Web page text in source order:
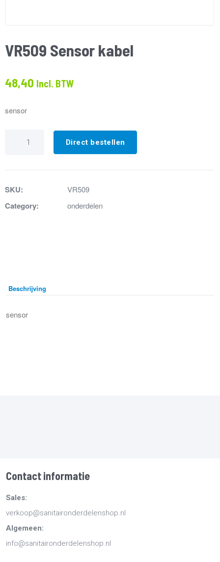
VR509 Sensor kabel
48,40 Incl. BTW
sensor
Sensor
Direct bestellen
SKU: VR509
Category: onderdelen
Beschrijving
sensor
Contact informatie
Sales:
verkoop@sanitaironderdelenshop.nl
Algemeen:
info@sanitaironderdelenshop.nl